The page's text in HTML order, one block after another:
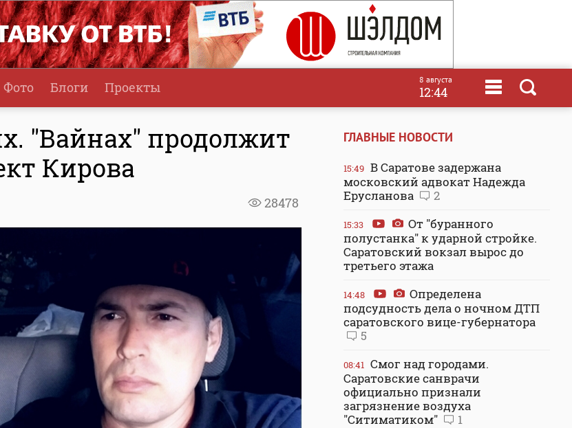
Фото Блоги Проекты 8 августа
12:44
"Вайнах" продолжит
Кирова
28478
ГЛАВНЫЕ НОВОСТИ
15:49 В Саратове задержана
московский адвокат Надежда
Ерусланова
2
15:33
От "буранного
полустанка" к ударной стройке.
Саратовский вокзал вырос до
третьего этажа
14:48
Определена
подсудность дела о ночном ДТП
саратовского вице-губернатора
5
08:41 Смог над городами.
Саратовские санврачи
официально признали
загрязнение воздуха
"Ситиматиком"
1